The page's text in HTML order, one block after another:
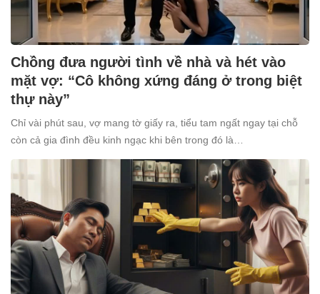
Chồng đưa người tình về nhà và hét vào
mặt vợ: “Cô không xứng đáng ở trong biệt
thự này”
Chỉ vài phút sau, vợ mang tờ giấy ra, tiểu tam ngất ngay tại chỗ
còn cả gia đình đều kinh ngạc khi bên trong đó là…